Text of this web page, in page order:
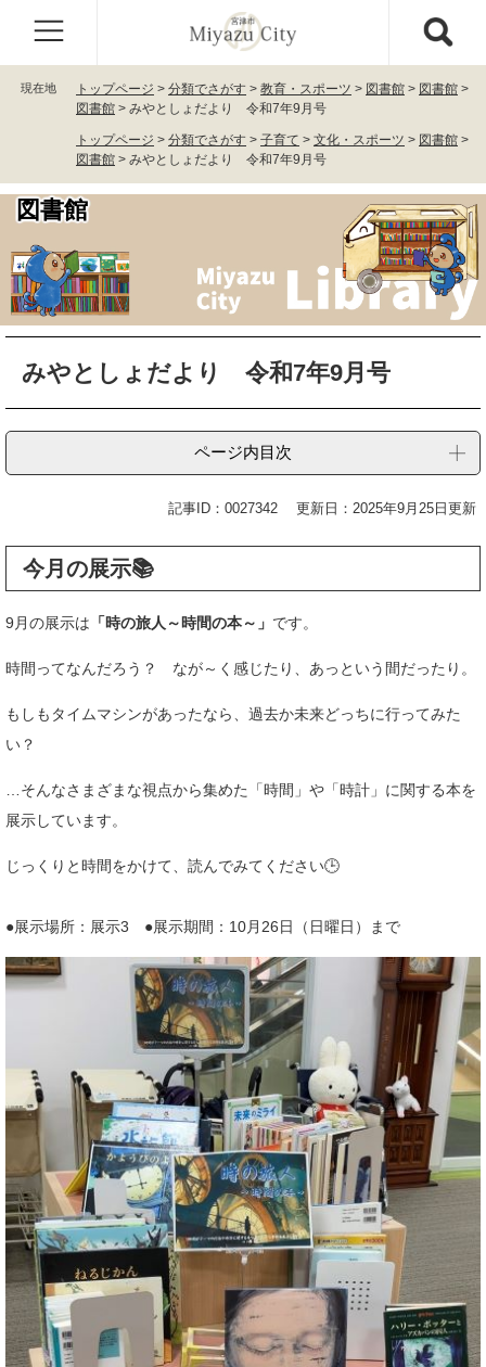
。
て
へ
現在地 トップページ > 分類でさがす > 教育・スポーツ > 図書館 > 図書館 >
図書館 > みやとしょだより 令和7年9月号
トップページ > 分類でさがす > 子育て > 文化・スポーツ > 図書館 >
図書館 > みやとしょだより 令和7年9月号
図書館
みやとしょだより 令和7年9月号
ページ内目次
記事ID：0027342 更新日：2025年9月25日更新
今月の展示📚
9月の展示は 「時の旅人～時間の本～」 です。
時間ってなんだろう？ なが～く感じたり、あっという間だったり。
もしもタイムマシンがあったなら、過去か未来どっちに行ってみた
い？
…そんなさまざまな視点から集めた「時間」や「時計」に関する本を
展示しています。
じっくりと時間をかけて、読んでみてください🕒
●展示場所：展示3 ●展示期間：10月26日（日曜日）まで